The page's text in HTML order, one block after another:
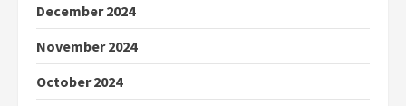
December 2024
November 2024
October 2024